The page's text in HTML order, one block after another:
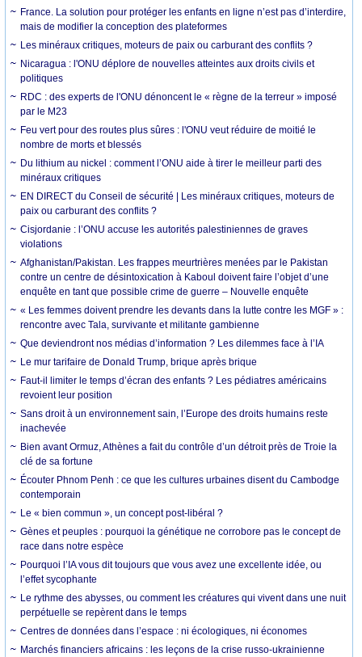
France. La solution pour protéger les enfants en ligne n’est pas d’interdire,
mais de modifier la conception des plateformes
Les minéraux critiques, moteurs de paix ou carburant des conflits ?
Nicaragua : l'ONU déplore de nouvelles atteintes aux droits civils et
politiques
RDC : des experts de l'ONU dénoncent le « règne de la terreur » imposé
par le M23
Feu vert pour des routes plus sûres : l'ONU veut réduire de moitié le
nombre de morts et blessés
Du lithium au nickel : comment l’ONU aide à tirer le meilleur parti des
minéraux critiques
EN DIRECT du Conseil de sécurité | Les minéraux critiques, moteurs de
paix ou carburant des conflits ?
Cisjordanie : l’ONU accuse les autorités palestiniennes de graves
violations
Afghanistan/Pakistan. Les frappes meurtrières menées par le Pakistan
contre un centre de désintoxication à Kaboul doivent faire l’objet d’une
enquête en tant que possible crime de guerre – Nouvelle enquête
« Les femmes doivent prendre les devants dans la lutte contre les MGF » :
rencontre avec Tala, survivante et militante gambienne
Que deviendront nos médias d’information ? Les dilemmes face à l’IA
Le mur tarifaire de Donald Trump, brique après brique
Faut-il limiter le temps d’écran des enfants ? Les pédiatres américains
revoient leur position
Sans droit à un environnement sain, l’Europe des droits humains reste
inachevée
Bien avant Ormuz, Athènes a fait du contrôle d’un détroit près de Troie la
clé de sa fortune
Écouter Phnom Penh : ce que les cultures urbaines disent du Cambodge
contemporain
Le « bien commun », un concept post-libéral ?
Gènes et peuples : pourquoi la génétique ne corrobore pas le concept de
race dans notre espèce
Pourquoi l’IA vous dit toujours que vous avez une excellente idée, ou
l’effet sycophante
Le rythme des abysses, ou comment les créatures qui vivent dans une nuit
perpétuelle se repèrent dans le temps
Centres de données dans l’espace : ni écologiques, ni économes
Marchés financiers africains : les leçons de la crise russo-ukrainienne